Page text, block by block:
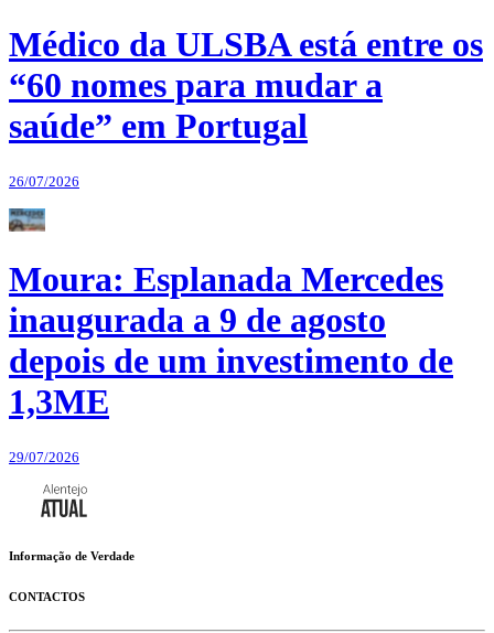
Médico da ULSBA está entre os
“60 nomes para mudar a
saúde” em Portugal
26/07/2026
Moura: Esplanada Mercedes
inaugurada a 9 de agosto
depois de um investimento de
1,3ME
29/07/2026
Informação de Verdade
CONTACTOS